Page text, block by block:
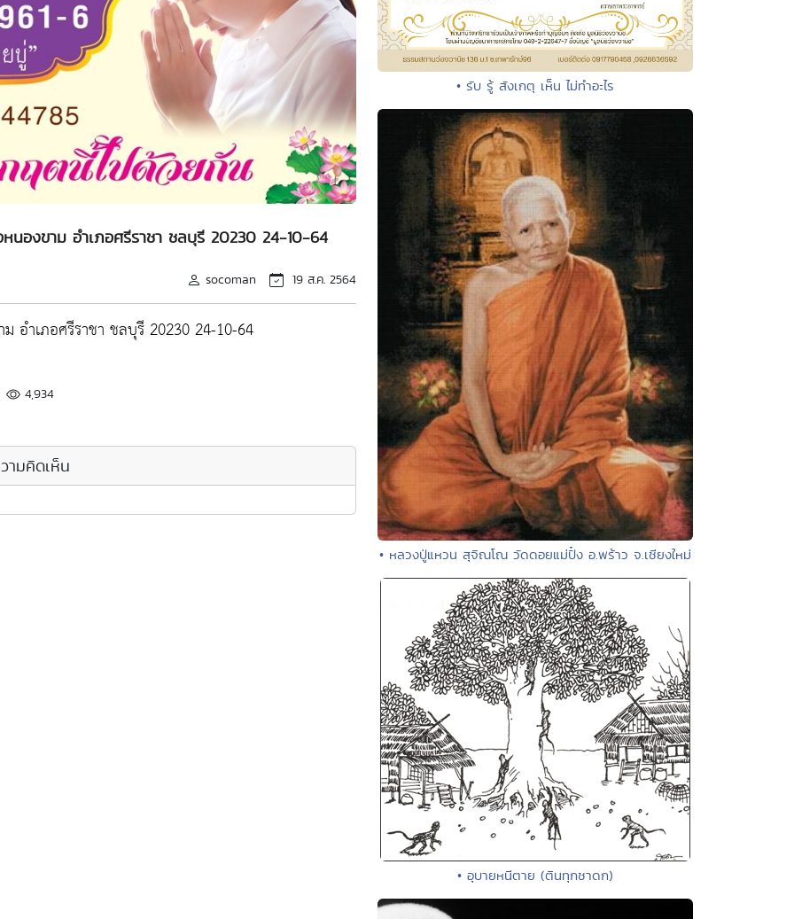
องขาม อำเภอศรีราชา ชลบุรี 20230 24-10-64
socoman 19 ส.ค. 2564
อำเภอศรีราชา ชลบุรี 20230 24-10-64
4,934
ามคิดเห็น
• รับ รู้ สังเกตุ เห็น ไม่ทำอะไร
• หลวงปู่แหวน สุจิณโณ วัดดอยแม่ปั๋ง อ.พร้าว จ.เชียงใหม่
• อุบายหนีตาย (ตินทุกชาดก)